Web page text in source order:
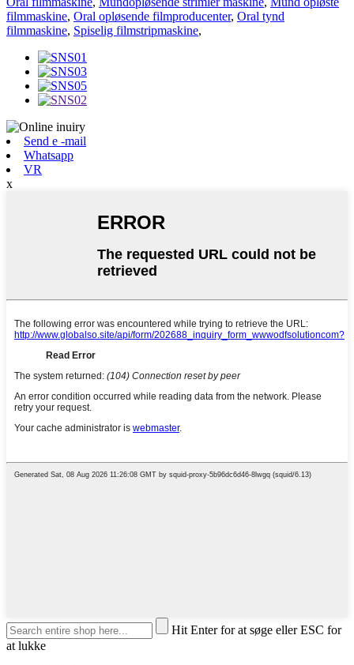
filmmaskine, Oral opløsende filmproducenter, Oral tynd
filmmaskine, Spiselig filmstripmaskine,
Send e -mail
Whatsapp
VR
x
Hit Enter for at søge eller ESC for
at lukke